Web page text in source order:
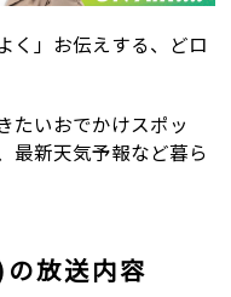
」お伝えする、 どロ
たいおでかけスポッ
最新天気予報など暮ら
放送内容